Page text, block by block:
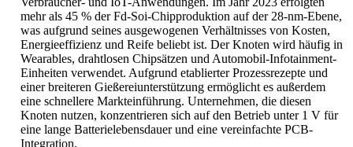
mehr als 45 % der Fd-Soi-Chipproduktion auf der 28-nm-Ebene,
was aufgrund seines ausgewogenen Verhältnisses von Kosten,
Energieeffizienz und Reife beliebt ist. Der Knoten wird häufig in
Wearables, drahtlosen Chipsätzen und Automobil-Infotainment-
Einheiten verwendet. Aufgrund etablierter Prozessrezepte und
einer breiteren Gießereiunterstützung ermöglicht es außerdem
eine schnellere Markteinführung. Unternehmen, die diesen
Knoten nutzen, konzentrieren sich auf den Betrieb unter 1 V für
eine lange Batterielebensdauer und eine vereinfachte PCB-
Integration.